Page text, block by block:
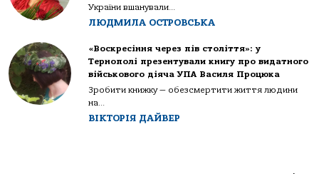
України вшанували...
ЛЮДМИЛА ОСТРОВСЬКА
«Воскресіння через пів століття»: у
Тернополі презентували книгу про видатного
військового діяча УПА Василя Процюка
Зробити книжку — обезсмертити життя людини
на...
ВІКТОРІЯ ДАЙВЕР